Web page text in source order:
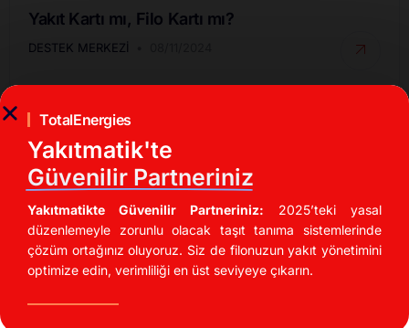
Yakıt Kartı mı, Filo Kartı mı?
DESTEK MERKEZI
İndirimli Akaryakıt Fırsatları
TotalEnergies
Yakıtmatik'te
Güvenilir Partneriniz
Yakıtmatikte Güvenilir Partneriniz: 2025’teki yasal
düzenlemeyle zorunlu olacak taşıt tanıma sistemlerinde
çözüm ortağınız oluyoruz. Siz de filonuzun yakıt yönetimini
optimize edin, verimliliği en üst seviyeye çıkarın.